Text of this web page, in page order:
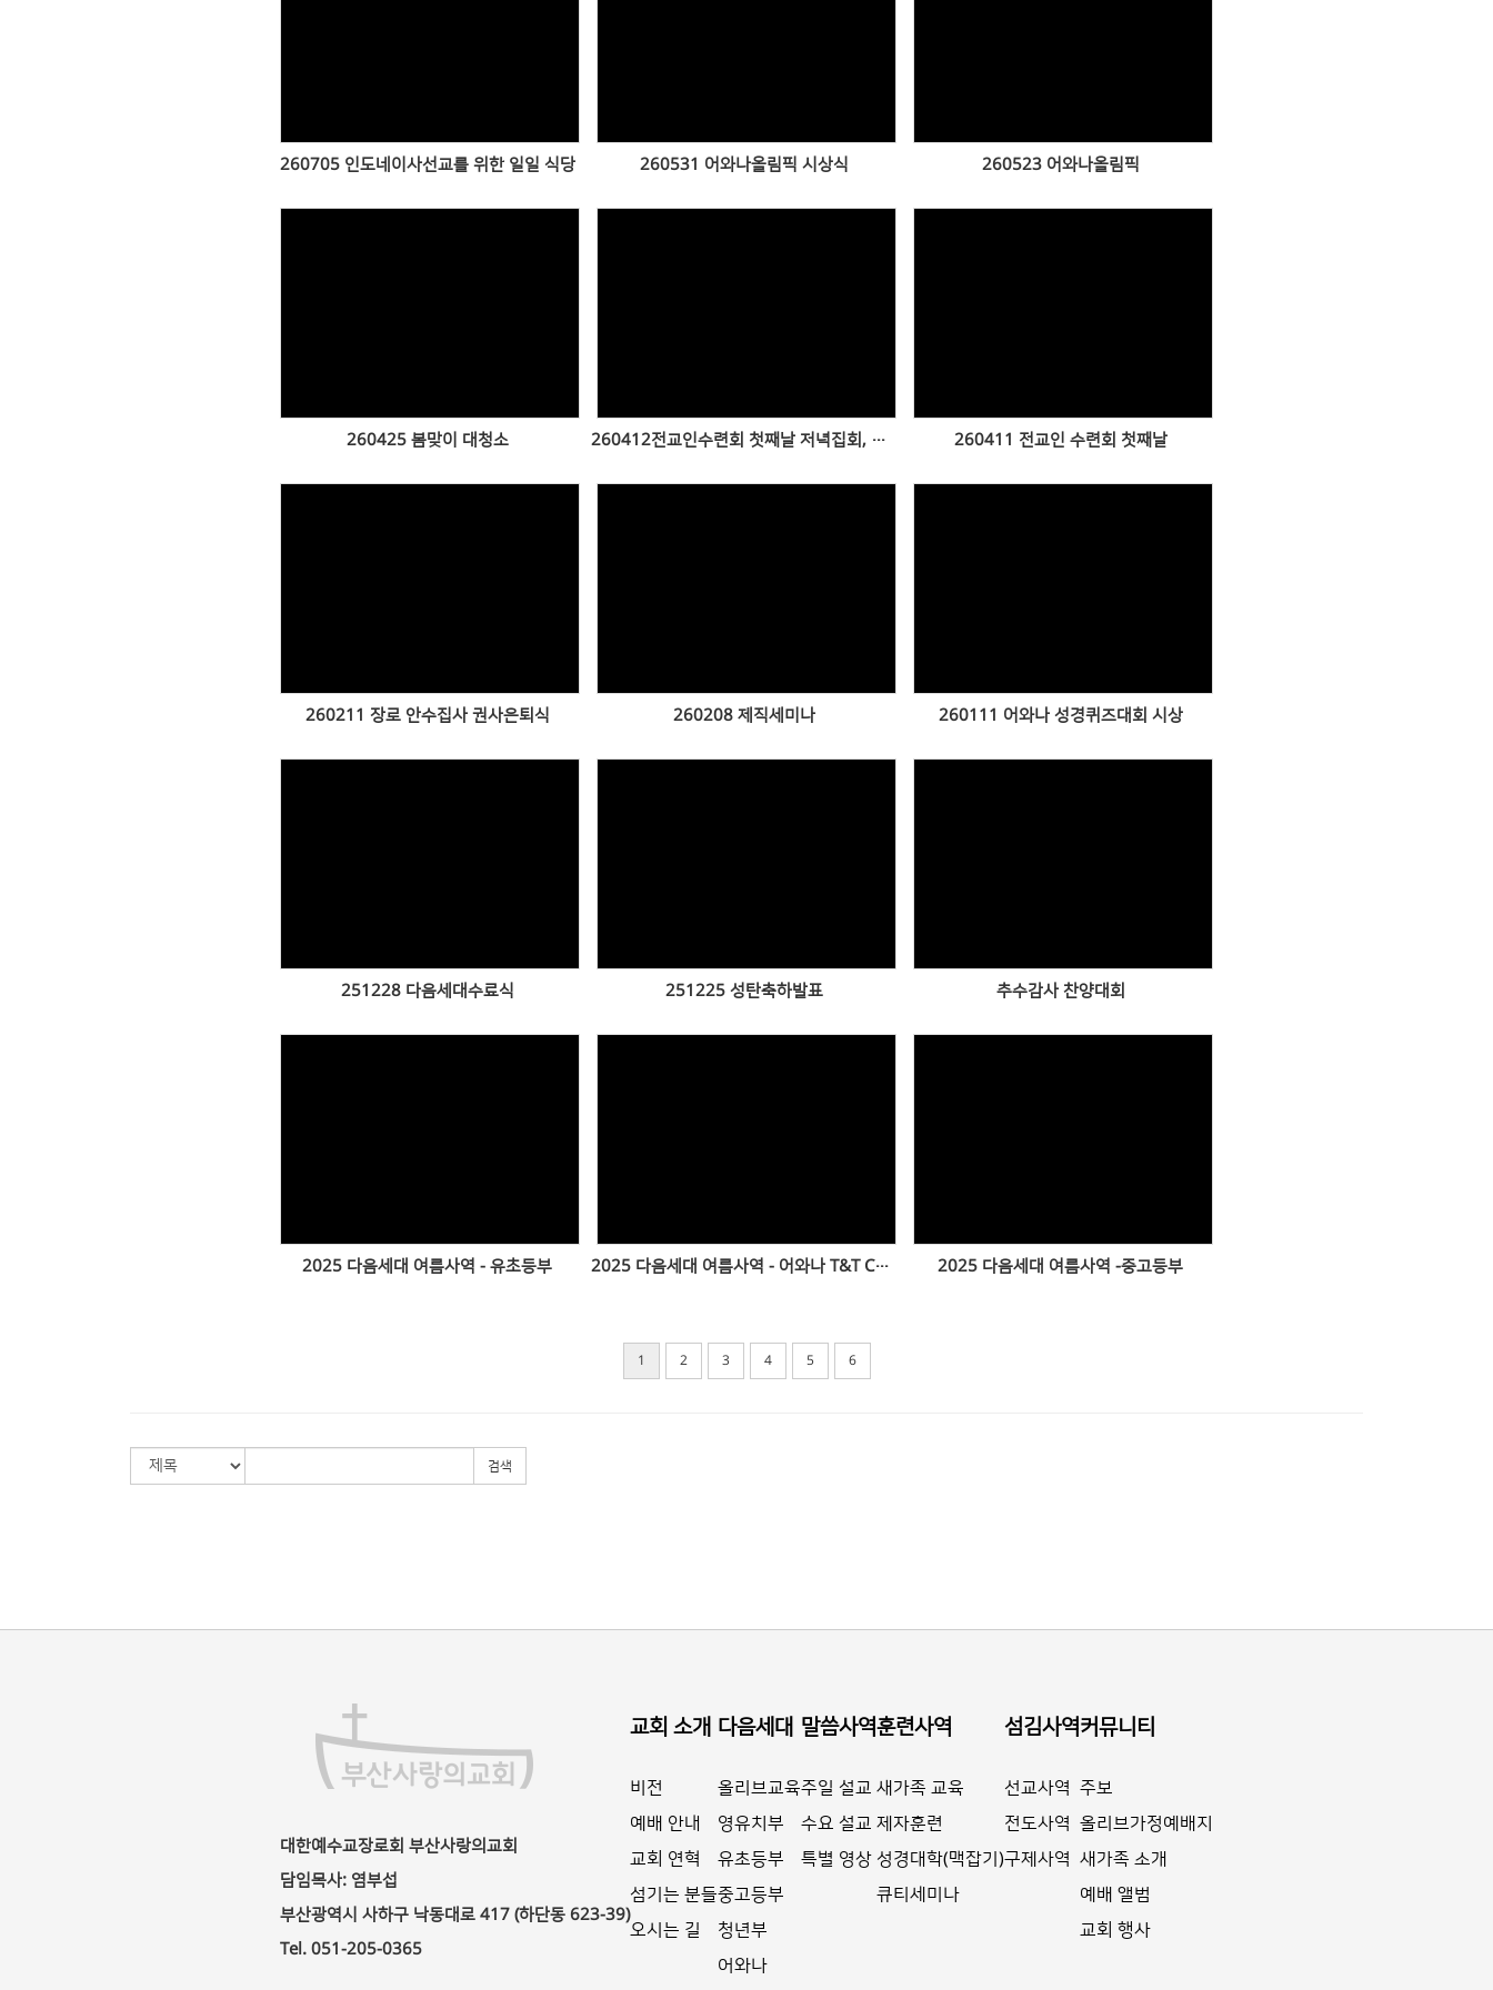
260705 인도네이사선교를 위한 일일 식당 260531 어와나올림픽 시상식 260523 어와나올림픽
260425 봄맞이 대청소 260412전교인수련회 첫째날 저녁집회, 둘째날 260411 전교인 수련회 첫째날
260211 장로 안수집사 권사은퇴식 260208 제직세미나 260111 어와나 성경퀴즈대회 시상
251228 다음세대수료식 251225 성탄축하발표 추수감사 찬양대회
2025 다음세대 여름사역 - 유초등부 2025 다음세대 여름사역 - 어와나 T&T Camp 2025 다음세대 여름사역 -중고등부
1 2 3 4 5 6
검색
대한예수교장로회 부산사랑의교회
담임목사: 염부섭
부산광역시 사하구 낙동대로 417 (하단동 623-39)
Tel. 051-205-0365
교회 소개
비전
예배 안내
교회 연혁
섬기는 분들
오시는 길
다음세대
올리브교육
영유치부
유초등부
중고등부
청년부
어와나
말씀사역
주일 설교
수요 설교
특별 영상
훈련사역
새가족 교육
제자훈련
성경대학(맥잡기)
큐티세미나
섬김사역
선교사역
전도사역
구제사역
커뮤니티
주보
올리브가정예배지
새가족 소개
예배 앨범
교회 행사